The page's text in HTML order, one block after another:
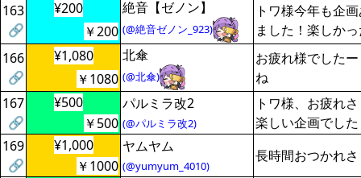
163
🔗
¥200 絶音【ゼノン】
(@絶音ゼノン_923)
トワ様今年も企
ました！楽しか
￥200
166
🔗
¥1,080 北傘
(@北傘)
お疲れ様でした
ね
￥1080
167
🔗
¥500 パルミラ改2
(@パルミラ改2)
トワ様、お疲れ
楽しい企画でし
￥500
169
🔗
¥1,000 ヤムヤム
(@yumyum_4010)
長時間おつかれ
￥1000